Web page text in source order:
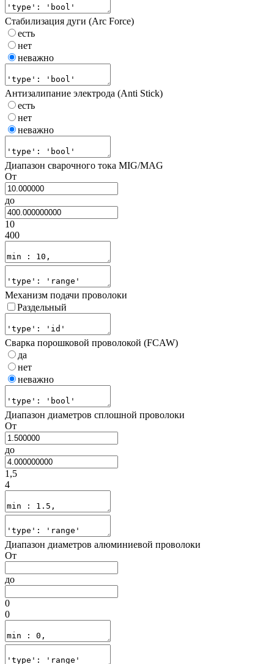
Стабилизация дуги (Arc Force)
есть
нет
неважно
Антизалипание электрода (Anti Stick)
есть
нет
неважно
Диапазон сварочного тока MIG/MAG
От
до
10
400
Механизм подачи проволоки
Раздельный
Сварка порошковой проволокой (FCAW)
да
нет
неважно
Диапазон диаметров сплошной проволоки
От
до
1,5
4
Диапазон диаметров алюминиевой проволоки
От
до
0
0